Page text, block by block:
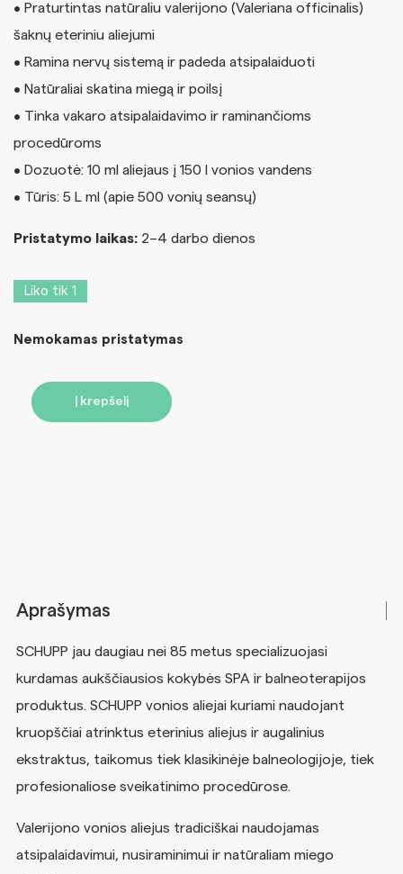
• Praturtintas natūraliu valerijono (Valeriana officinalis)
šaknų eteriniu aliejumi
• Ramina nervų sistemą ir padeda atsipalaiduoti
• Natūraliai skatina miegą ir poilsį
• Tinka vakaro atsipalaidavimo ir raminančioms
procedūroms
• Dozuotė: 10 ml aliejaus į 150 l vonios vandens
• Tūris: 5 L ml (apie 500 vonių seansų)
Pristatymo laikas: 2–4 darbo dienos
Liko tik 1
Nemokamas pristatymas
Į krepšelį
Aprašymas
SCHUPP jau daugiau nei 85 metus specializuojasi
kurdamas aukščiausios kokybės SPA ir balneoterapijos
produktus. SCHUPP vonios aliejai kuriami naudojant
kruopščiai atrinktus eterinius aliejus ir augalinius
ekstraktus, taikomus tiek klasikinėje balneologijoje, tiek
profesionaliose sveikatinimo procedūrose.
Valerijono vonios aliejus tradiciškai naudojamas
atsipalaidavimui, nusiraminimui ir natūraliam miego